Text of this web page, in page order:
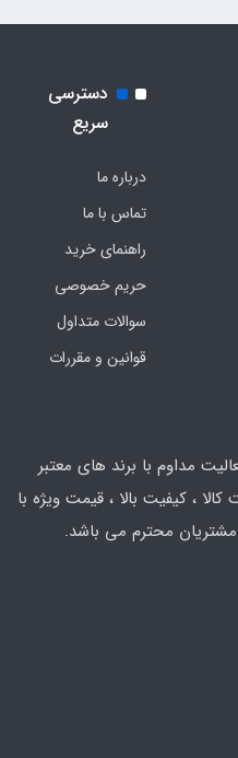
دسترسی
سریع
درباره ما
تماس با ما
راهنمای خرید
حریم خصوصی
سوالات متداول
قوانین و مقررات
مداوم با برند های معتبر
، کیفیت بالا ، قیمت ویژه با
محترم می باشد.